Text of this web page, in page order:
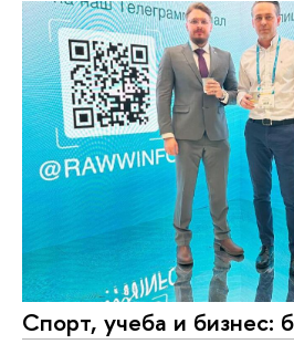
Спорт, учеба и бизнес: